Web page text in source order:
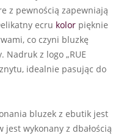
z pewnością zapewniają
ecru kolor pięknie
co czyni bluzkę
z logo „RUE
idealnie pasując do
bluzek z ebutik jest
jest wykonany z dbałością